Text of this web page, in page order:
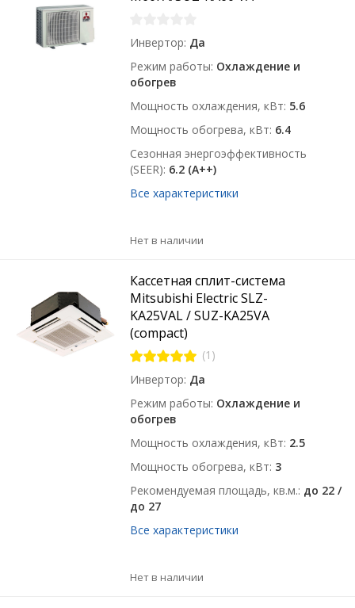
Инвертор Да
Режим работы Охлаждение и
обогрев
Мощность охлаждения, кВт 5.6
Мощность обогрева, кВт 6.4
Сезонная энергоэффективность
(SEER) 6.2 (A++)
Все характеристики
Нет в наличии
Кассетная сплит-система
Mitsubishi Electric SLZ-
KA25VAL / SUZ-KA25VA
(compact)
(1)
Инвертор Да
Режим работы Охлаждение и
обогрев
Мощность охлаждения, кВт 2.5
Мощность обогрева, кВт 3
Рекомендуемая площадь, кв.м. до 22 /
до 27
Все характеристики
Нет в наличии